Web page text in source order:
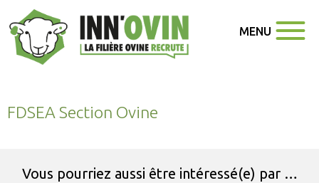
MENU
FDSEA Section Ovine
Vous pourriez aussi être intéressé(e) par …